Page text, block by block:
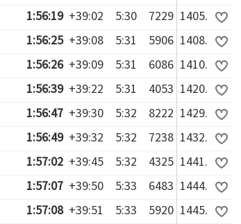
1:56:19 +39:02 5:30 7229 1405.
1:56:25 +39:08 5:31 5906 1408.
1:56:26 +39:09 5:31 6086 1410.
1:56:39 +39:22 5:31 4053 1420.
1:56:47 +39:30 5:32 8222 1429.
1:56:49 +39:32 5:32 7238 1432.
1:57:02 +39:45 5:32 4325 1441.
1:57:07 +39:50 5:33 6483 1444.
1:57:08 +39:51 5:33 5920 1445.